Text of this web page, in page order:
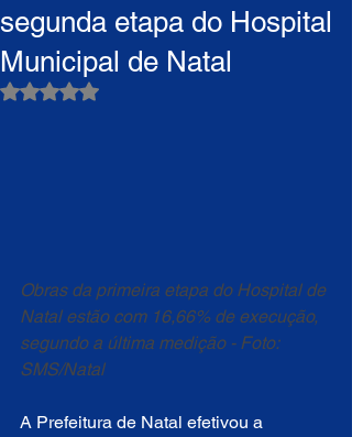
segunda etapa do Hospital
Municipal de Natal
Avaliado com NaN de 5 estrelas.
Obras da primeira etapa do Hospital de
Natal estão com 16,66% de execução,
segundo a última medição - Foto:
SMS/Natal
A Prefeitura de Natal efetivou a